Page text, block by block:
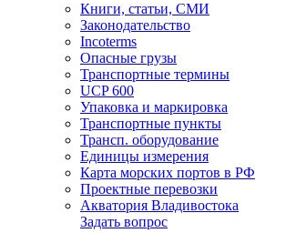
Книги, статьи, СМИ
Законодательство
Incoterms
Опасные грузы
Транспортные термины
UCP 600
Упаковка и маркировка
Транспортные пункты
Трансп. оборудование
Единицы измерения
Карта морских портов в РФ
Проектные перевозки
Акватория Владивостока
Задать вопрос